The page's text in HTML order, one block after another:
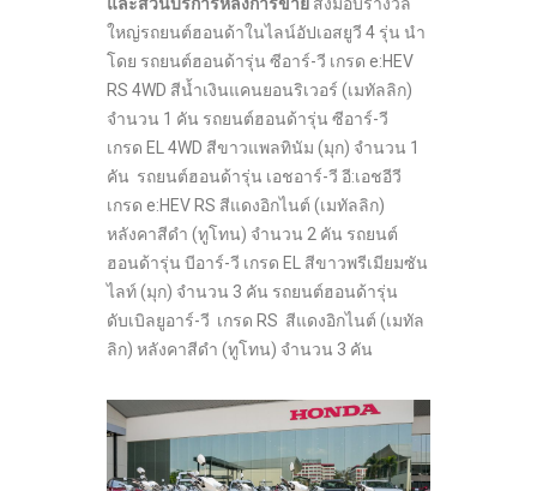
ใหญ่รถยนต์ฮอนด้าในไลน์อัปเอสยูวี 4 รุ่น นำ
โดย รถยนต์ฮอนด้ารุ่น ซีอาร์-วี เกรด e:HEV
RS 4WD สีน้ำเงินแคนยอนริเวอร์ (เมทัลลิก)
จำนวน 1 คัน รถยนต์ฮอนด้ารุ่น ซีอาร์-วี
เกรด EL 4WD สีขาวแพลทินัม (มุก) จำนวน 1
คัน รถยนต์ฮอนด้ารุ่น เอชอาร์-วี อี:เอชอีวี
เกรด e:HEV RS สีแดงอิกไนต์ (เมทัลลิก)
หลังคาสีดำ (ทูโทน) จำนวน 2 คัน รถยนต์
ฮอนด้ารุ่น บีอาร์-วี เกรด EL สีขาวพรีเมียมซัน
ไลท์ (มุก) จำนวน 3 คัน รถยนต์ฮอนด้ารุ่น
ดับเบิลยูอาร์-วี เกรด RS สีแดงอิกไนต์ (เมทัล
ลิก) หลังคาสีดำ (ทูโทน) จำนวน 3 คัน